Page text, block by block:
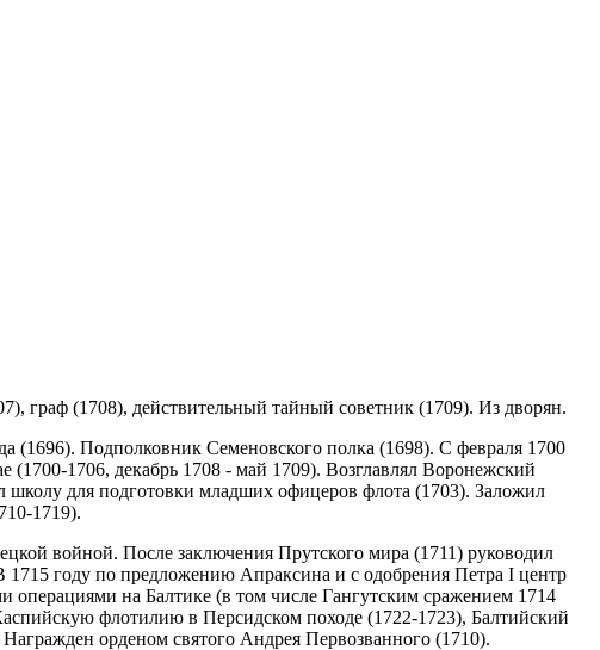
граф (1708), действительный тайный советник (1709). Из дворян.
(1696). Подполковник Семеновского полка (1698). С февраля 1700
(1700-1706, декабрь 1708 - май 1709). Возглавлял Воронежский
для подготовки младших офицеров флота (1703). Заложил
1719).
войной. После заключения Прутского мира (1711) руководил
1715 году по предложению Апраксина и с одобрения Петра I центр
операциями на Балтике (в том числе Гангутским сражением 1714
флотилию в Персидском походе (1722-1723), Балтийский
орденом святого Андрея Первозванного (1710).